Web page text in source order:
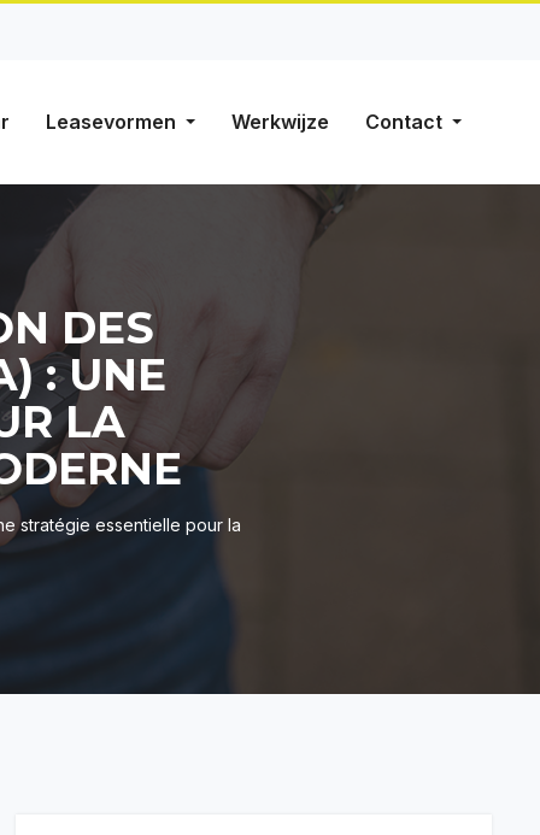
Leasevormen Werkwijze Contact
DES
: UNE
LA
stratégie essentielle pour la